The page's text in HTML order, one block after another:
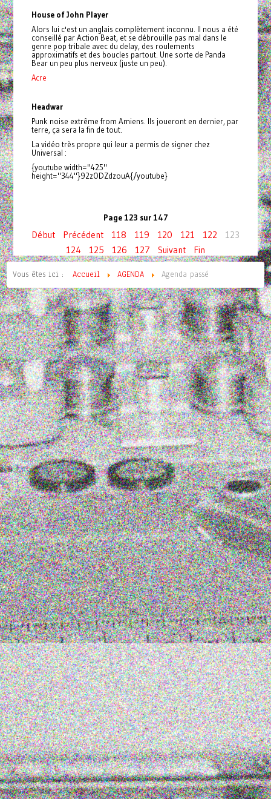
House of John Player
Alors lui c'est un anglais complètement inconnu. Il nous a été
conseillé par Action Beat, et se débrouille pas mal dans le
genre pop tribale avec du delay, des roulements
approximatifs et des boucles partout. Une sorte de Panda
Bear un peu plus nerveux (juste un peu).
Acre
Headwar
Punk noise extrême from Amiens. Ils joueront en dernier, par
terre, ça sera la fin de tout.
La vidéo très propre qui leur a permis de signer chez
Universal :
{youtube width="425"
height="344"}92zODZdzouA{/youtube}
Page 123 sur 147
Début Précédent 118 119 120 121 122
123
124
125 126 127 Suivant Fin
Vous êtes ici : Accueil AGENDA Agenda passé